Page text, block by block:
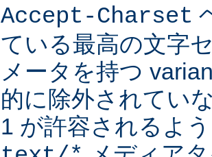
Accept-Charset
ている最高の文字
メータを持つ
的に除外されてい
1 が許容されるよ